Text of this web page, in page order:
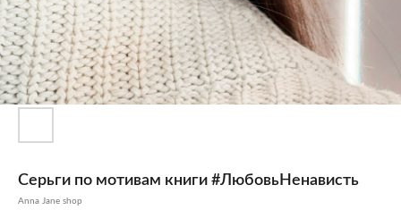
Серьги по мотивам книги #ЛюбовьНенависть
Anna Jane shop